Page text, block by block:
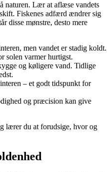
naturen. Lær at aflæse vandets
Fiskenes adfærd ændrer sig
disse mønstre, desto mere
men vandet er stadig koldt.
solen varmer hurtigst.
og køligere vand. Tidlige
– et godt tidspunkt for
og præcision kan give
lærer du at forudsige, hvor og